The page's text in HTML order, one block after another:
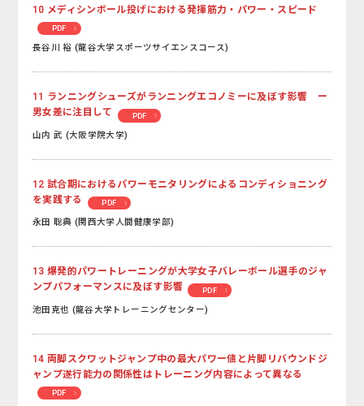
10 メディシンボール投げにおける発揮筋力・パワー・スピード
PDF
長谷川 裕 (龍谷大学スポーツサイエンスコース)
11 ランニングシューズがランニングエコノミーに及ぼす影響 ー
男女差に注目して
PDF
山内 武 (大阪学院大学)
12 試合期におけるパワーモニタリングによるコンディショニング
を実践する
PDF
永田 聡典 (関西大学人間健康学部)
13 爆発的パワートレーニングが大学女子バレーボール選手のジャ
ンプパフォーマンスに及ぼす影響
PDF
池田克也 (龍谷大学トレーニングセンター)
14 両脚スクワットジャンプ中の最大パワー値と片脚リバウンドジ
ャンプ遂行能力の関係性はトレーニング内容によって異なる
PDF